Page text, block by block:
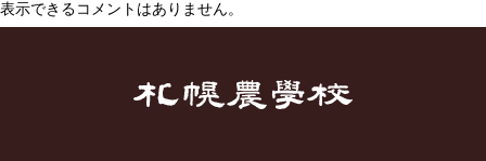
表示できるコメントはありません。